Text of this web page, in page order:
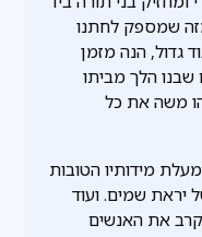
שמספק לחתנו
גדול, הנה מזמן
שבנו הלך מביתו
משה את כל
מידותיו הטובות
יראת שמים. ועוד
את האנשים